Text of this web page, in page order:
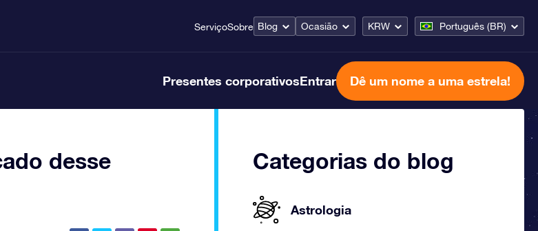
ServiçoSobre Blog Ocasião KRW Português (BR)
Presentes corporativosEntrar Dê um nome a uma estrela!
desse
Categorias do blog
Astrologia